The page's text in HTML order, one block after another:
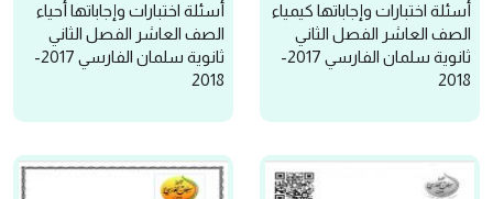
أسئلة اختبارات وإجاباتها كيمياء
الصف العاشر الفصل الثاني
ثانوية سلمان الفارسي 2017-
2018
أسئلة اختبارات وإجاباتها أحياء
الصف العاشر الفصل الثاني
ثانوية سلمان الفارسي 2017-
2018